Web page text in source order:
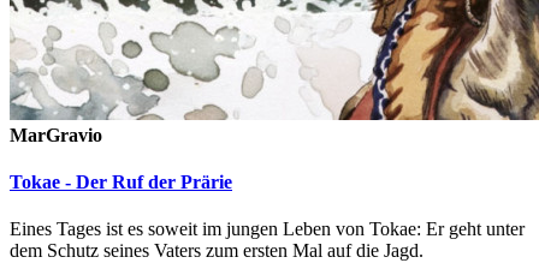
MarGravio
Tokae - Der Ruf der Prärie
Eines Tages ist es soweit im jungen Leben von Tokae: Er geht unter
dem Schutz seines Vaters zum ersten Mal auf die Jagd.